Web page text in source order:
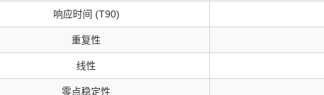
响应时间 (T90)
重复性
线性
零点稳定性